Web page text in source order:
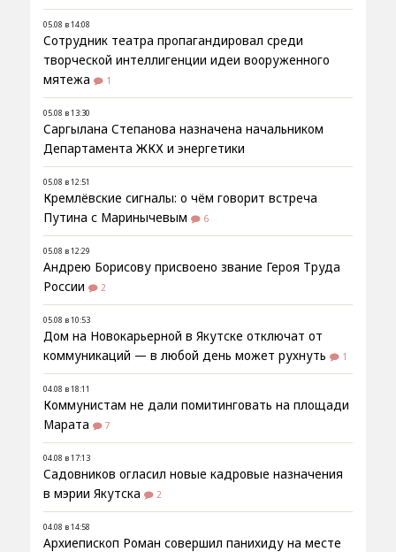
05.08 в 14:08
Сотрудник театра пропагандировал среди
творческой интеллигенции идеи вооруженного
мятежа
1
05.08 в 13:30
Саргылана Степанова назначена начальником
Департамента ЖКХ и энергетики
05.08 в 12:51
Кремлёвские сигналы: о чём говорит встреча
Путина с Маринычевым
6
05.08 в 12:29
Андрею Борисову присвоено звание Героя Труда
России
2
05.08 в 10:53
Дом на Новокарьерной в Якутске отключат от
коммуникаций — в любой день может рухнуть
1
04.08 в 18:11
Коммунистам не дали помитинговать на площади
Марата
7
04.08 в 17:13
Садовников огласил новые кадровые назначения
в мэрии Якутска
2
04.08 в 14:58
Архиепископ Роман совершил панихиду на месте